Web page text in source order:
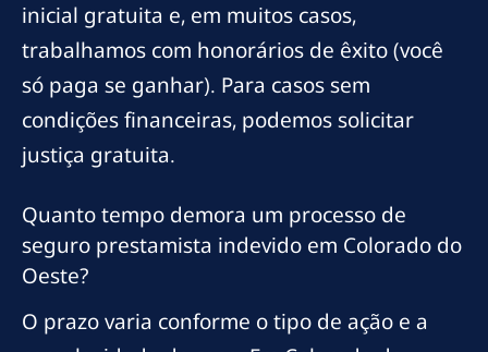
inicial gratuita e, em muitos casos,
trabalhamos com honorários de êxito (você
só paga se ganhar). Para casos sem
condições financeiras, podemos solicitar
justiça gratuita.
Quanto tempo demora um processo de
seguro prestamista indevido em Colorado do
Oeste?
O prazo varia conforme o tipo de ação e a